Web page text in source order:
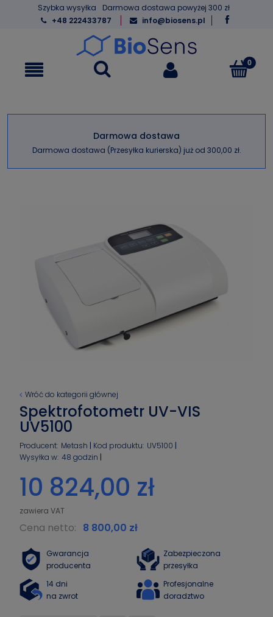
Szybka wysyłka
Darmowa dostawa powyżej 300 zł
+48 222433787
info@biosens.pl
Darmowa dostawa
Darmowa dostawa (Przesyłka kurierska) już od 300,00 zł.
Wróć do kategorii głównej
Spektrofotometr UV-VIS
UV5100
Producent: Metash Kod produktu: UV5100
Wysyłka w: 48 godzin
10 824,00 zł
Cena netto: 8 800,00 zł
Gwarancja
producenta
Zabezpieczona
przesyłka
14 dni
na zwrot
Profesjonalne
doradztwo